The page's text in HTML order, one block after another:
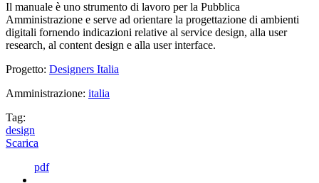
Il manuale è uno strumento di lavoro per la Pubblica
Amministrazione e serve ad orientare la progettazione di ambienti
digitali fornendo indicazioni relative al service design, alla user
research, al content design e alla user interface.
Progetto: Designers Italia
Amministrazione: italia
Tag:
design
Scarica
pdf